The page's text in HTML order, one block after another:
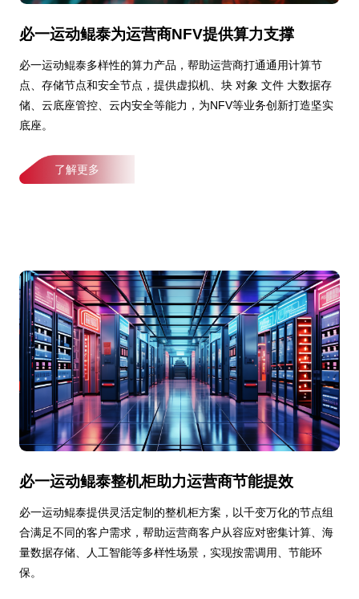
必一运动鲲泰为运营商NFV提供算力支撑
必一运动鲲泰多样性的算力产品，帮助运营商打通通用计算节
点、存储节点和安全节点，提供虚拟机、块 对象 文件 大数据存
储、云底座管控、云内安全等能力，为NFV等业务创新打造坚实
底座。
了解更多
必一运动鲲泰整机柜助力运营商节能提效
必一运动鲲泰提供灵活定制的整机柜方案，以千变万化的节点组
合满足不同的客户需求，帮助运营商客户从容应对密集计算、海
量数据存储、人工智能等多样性场景，实现按需调用、节能环
保。